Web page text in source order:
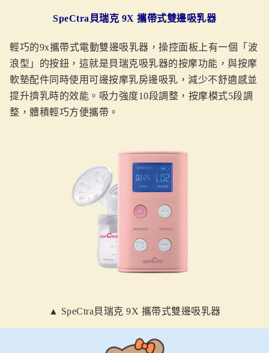
SpeCtra 貝瑞克 9X 攜帶式雙邊吸乳器
輕巧的9x攜帶式電動雙邊吸乳器，操控面板上有一個「波
浪型」的按鈕，這就是貝瑞克吸乳器的按摩功能，與按摩
軟墊配件同時使用可邊按摩乳房邊吸乳，減少不舒適感並
提升擠乳時的效能。吸力強度10段調整，按摩模式5段調
整，體積輕巧方便攜帶。
▲ SpeCtra貝瑞克 9X 攜帶式雙邊吸乳器